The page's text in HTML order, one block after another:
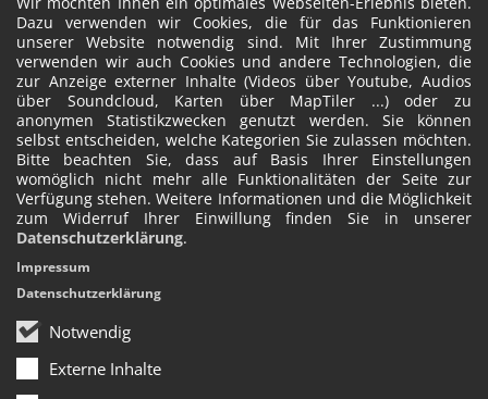
Dazu verwenden wir Cookies, die für das Funktionieren
unserer Website notwendig sind. Mit Ihrer Zustimmung
verwenden wir auch Cookies und andere Technologien, die
zur Anzeige externer Inhalte (Videos über Youtube, Audios
über Soundcloud, Karten über MapTiler ...) oder zu
anonymen Statistikzwecken genutzt werden. Sie können
selbst entscheiden, welche Kategorien Sie zulassen möchten.
Bitte beachten Sie, dass auf Basis Ihrer Einstellungen
womöglich nicht mehr alle Funktionalitäten der Seite zur
Verfügung stehen. Weitere Informationen und die Möglichkeit
zum Widerruf Ihrer Einwillung finden Sie in unserer
Datenschutzerklärung.
Notwendig
Externe Inhalte
Impressum
Datenschutzerklärung